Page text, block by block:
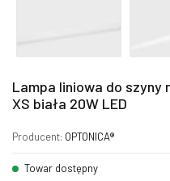
Lampa liniowa do szyny
XS biała 20W LED
Producent: OPTONICA®
Towar dostępny